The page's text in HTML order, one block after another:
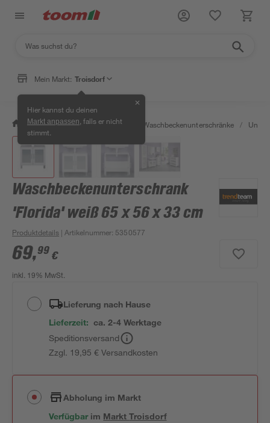
Mein Markt: Troisdorf
Hier kannst du deinen
Markt anpassen , falls er nicht
stimmt.
✕
/ Bad & Sanitär / Badmöbel Waschbeckenunterschränke /
Waschbeckenunterschrank
'Florida' weiß 65 x 56 x 33 cm
Produktdetails | Artikelnummer: 5350577
69,99 €
inkl. 19% MwSt.
Lieferung nach Hause
Lieferzeit: ca. 2-4 Werktage
Speditionsversand
Zzgl. 19,95 € Versandkosten
Abholung im Markt
Verfügbar im MarktTroisdorf